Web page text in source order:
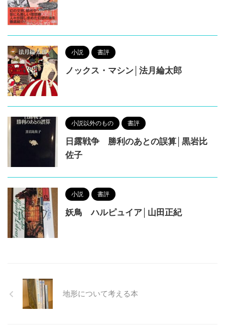
小説 書評
ノックス・マシン│法月綸太郎
小説以外のもの 書評
日露戦争 勝利のあとの誤算│黒岩比
佐子
小説 書評
妖鳥 ハルピュイア│山田正紀
地形について考える本